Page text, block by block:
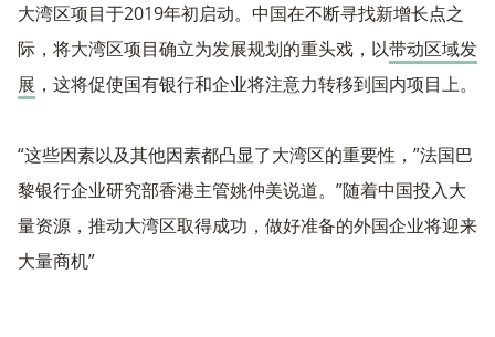
大湾区项目于2019年初启动。中国在不断寻找新增长点之
际，将大湾区项目确立为发展规划的重头戏，以带动区域发
展 ，这将促使国有银行和企业将注意力转移到国内项目上。
“这些因素以及其他因素都凸显了大湾区的重要性，”法国巴
黎银行企业研究部香港主管姚仲美说道。”随着中国投入大
量资源，推动大湾区取得成功，做好准备的外国企业将迎来
大量商机”